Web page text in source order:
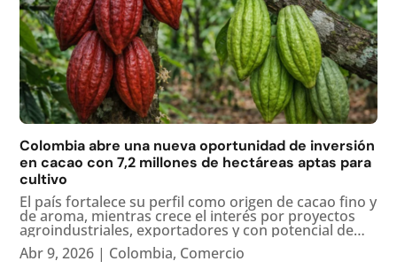
Colombia abre una nueva oportunidad de inversión
en cacao con 7,2 millones de hectáreas aptas para
cultivo
Abr 9, 2026 | Colombia, Comercio
El país fortalece su perfil como origen de cacao fino y
de aroma, mientras crece el interés por proyectos
agroindustriales, exportadores y con potencial de
expansión en varias regiones. Una apuesta que
combina campo, industria y exportaciones Colombia